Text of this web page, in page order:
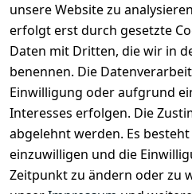
unsere Website zu
erfolgt erst durch gesetzte
Daten mit Dritten, die wir in
benennen. Die
Einwilligung oder aufgrund
Interesses erfolgen. Die
abgelehnt werden. Es
einzuwilligen und die
Zeitpunkt zu ändern oder zu
Rechtliches
AGB
Impressum
Datenschutze
rklärung
Widerrufsrec
Services
Registrieren
Kontakt
Kontaktformu
lar
Über uns